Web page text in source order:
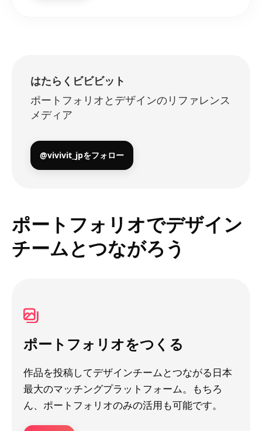
はたらくビビビット
ポートフォリオとデザインのリファレンス
メディア
@vivivit_jpをフォロー
ポートフォリオでデザイン
チームとつながろう
ポートフォリオをつくる
作品を投稿してデザインチームとつながる日本
最大のマッチングプラットフォーム。もちろ
ん、ポートフォリオのみの活用も可能です。